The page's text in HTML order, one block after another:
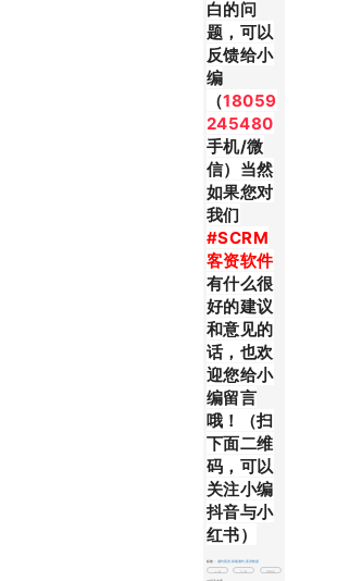
白的问
题，可以
反馈给小
编
（18059
245480
手机/微
信）当然
如果您对
我们
#SCRM
客资软件
有什么很
好的建议
和意见的
话，也欢
迎您给小
编留言
哦！（扫
下面二维
码，可以
关注小编
抖音与小
红书）
标签： 邀约客资,影楼邀约,客资数据
上一篇 下一篇 查看更多